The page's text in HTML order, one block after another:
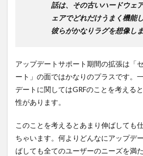
話は、その古いハードウェ
ェアでどれだけうまく機能
彼らがかなりラグを想像しま
アップデートサポート期間の拡張は「
ート」の面ではかなりのプラスです。
デートに関してはGRFのことを考える
性があります。
このことを考えるとあまり伸ばしても
ちゃいます。何よりどんなにアップデ
ばしても全てのユーザーのニーズを満